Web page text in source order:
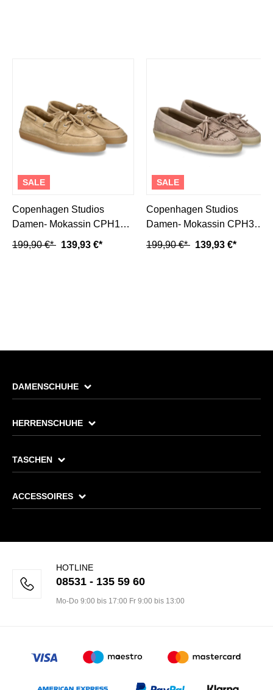
SALE
Copenhagen Studios
Damen- Mokassin CPH160
SUEDE- sand/ cream
199,90 €* 139,93 €*
SALE
Copenhagen Studios
Damen- Mokassin CPH365-
sand
199,90 €* 139,93 €*
DAMENSCHUHE
HERRENSCHUHE
TASCHEN
ACCESSOIRES
HOTLINE
08531 - 135 59 60
Mo-Do 9:00 bis 17:00 Fr 9:00 bis 13:00